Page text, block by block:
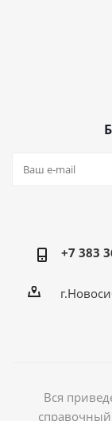
+7 383
Вся
справочный